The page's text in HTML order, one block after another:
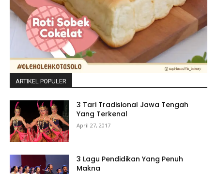
ARTIKEL POPULER
3 Tari Tradisional Jawa Tengah
Yang Terkenal
April 27, 2017
3 Lagu Pendidikan Yang Penuh
Makna